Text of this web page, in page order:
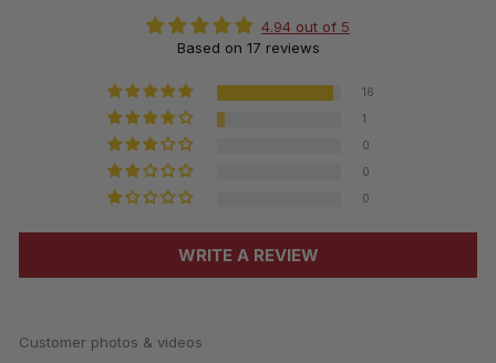
4.94 out of 5
Based on 17 reviews
16
1
0
0
0
WRITE A REVIEW
Customer photos & videos